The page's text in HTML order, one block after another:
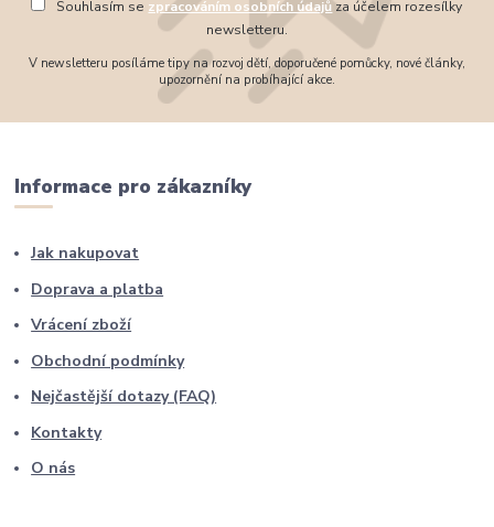
Souhlasím se zpracováním osobních údajůza účelem rozesílky
newsletteru.
V newsletteru posíláme tipy na rozvoj dětí, doporučené pomůcky, nové články,
upozornění na probíhající akce.
Informace pro zákazníky
Jak nakupovat
Doprava a platba
Vrácení zboží
Obchodní podmínky
Nejčastější dotazy (FAQ)
Kontakty
O nás